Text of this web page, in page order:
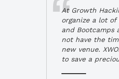
At Growth
organize a lot of
and Bootcamps
not have the
new venue.
to save a